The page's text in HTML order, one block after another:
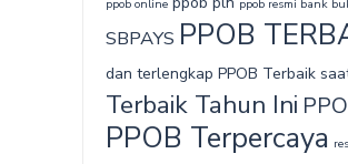
ppob online
ppob resmi bank
SBPAYS PPOB
dan terlengkap PPOB Terbaik
Terbaik Tahun Ini
PPOB Terpercaya